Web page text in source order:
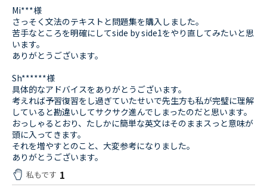
Mi***様
さっそく文法のテキストと問題集を購入しました。
苦手なところを明確にしてside by side1をやり直してみたいと思
います。
ありがとうございます。
Sh******様
具体的なアドバイスをありがとうございます。
考えれば予習復習をし過ぎていたせいで先生方も私が完璧に理解
していると勘違いしてサクサク進んでしまったのだと思います。
おっしゃるとおり、たしかに簡単な英文はそのままスっと意味が
頭に入ってきます。
それを増やすとのこと、大変参考になりました。
ありがとうございます。
私もです 1